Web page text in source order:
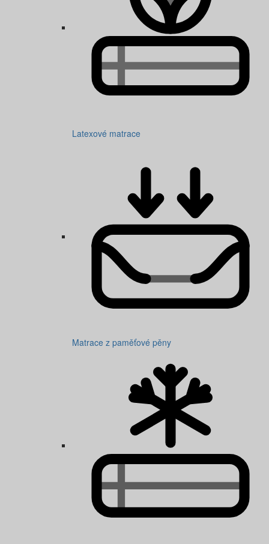
Latexové matrace
Matrace z paměťové pěny